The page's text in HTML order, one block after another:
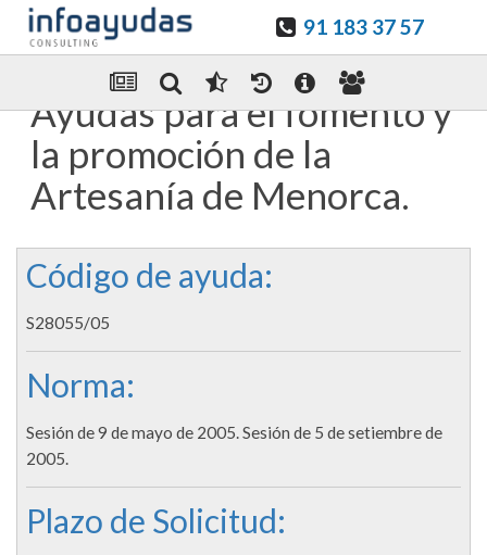
91 183 37 57
Enviar Por email
Ayudas para el fomento y
la promoción de la
Artesanía de Menorca.
Código de ayuda:
S28055/05
Norma:
Sesión de 9 de mayo de 2005. Sesión de 5 de setiembre de
2005.
Plazo de Solicitud: